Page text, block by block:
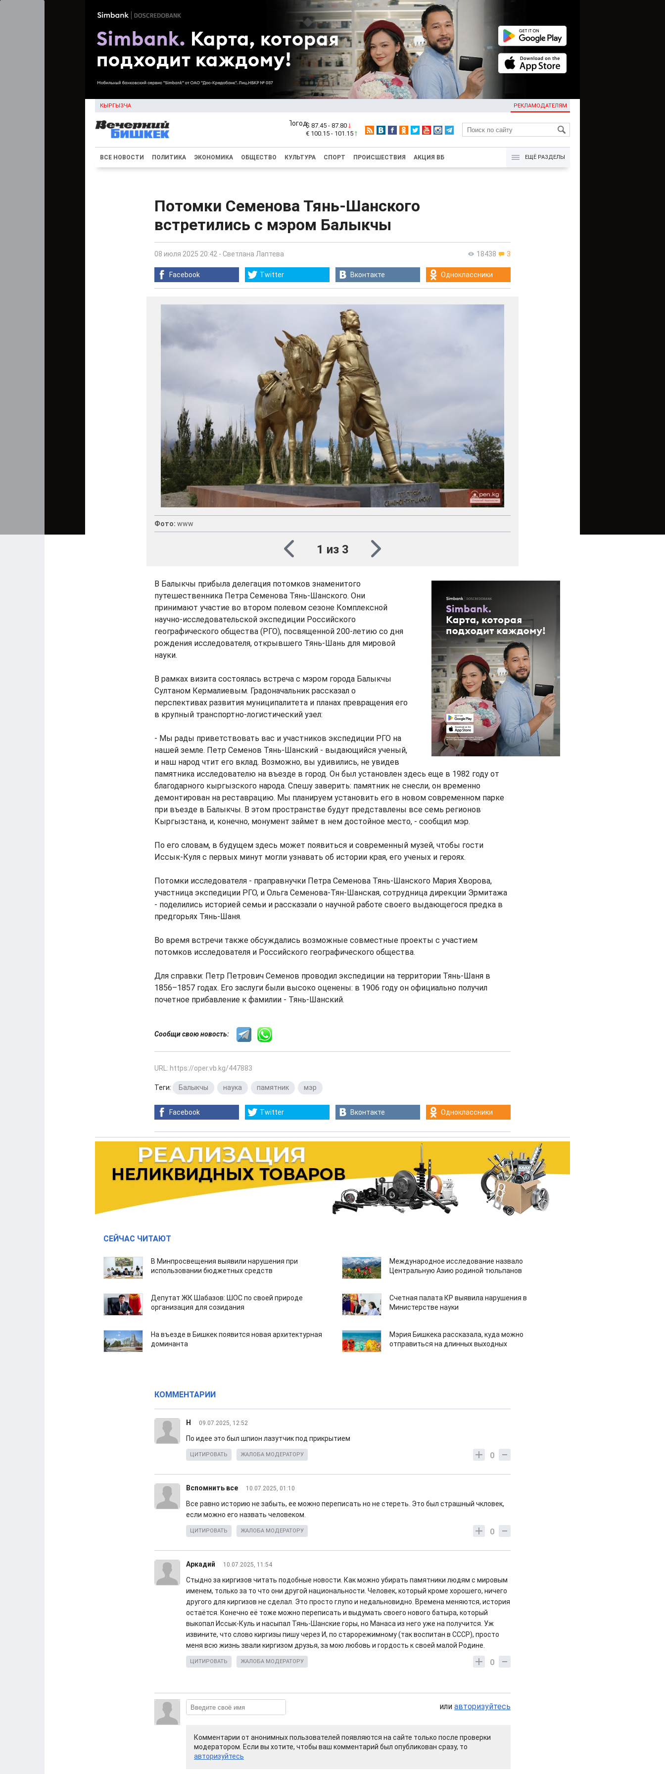
КЫРГЫЗЧА РЕКЛАМОДАТЕЛЯМ
KG
$ 87.45 - 87.80
€ 100.15 - 101.15
ВСЕ НОВОСТИ ПОЛИТИКА ЭКОНОМИКА ОБЩЕСТВО КУЛЬТУРА СПОРТ ПРОИСШЕСТВИЯ АКЦИЯ ВБ ЕЩЁ РАЗДЕЛЫ
Потомки Семенова Тянь-Шанского
встретились с мэром Балыкчы
18438 3
08 июля 2025 20:42 - Светлана Лаптева
Facebook Twitter Вконтакте Одноклассники
Фото: www
1 из 3
В Балыкчы прибыла делегация потомков знаменитого
путешественника Петра Семенова Тянь-Шанского. Они
принимают участие во втором полевом сезоне Комплексной
научно-исследовательской экспедиции Российского
географического общества (РГО), посвященной 200-летию со дня
рождения исследователя, открывшего Тянь-Шань для мировой
науки.
В рамках визита состоялась встреча с мэром города Балыкчы
Султаном Кермалиевым. Градоначальник рассказал о
перспективах развития муниципалитета и планах превращения его
в крупный транспортно-логистический узел:
- Мы рады приветствовать вас и участников экспедиции РГО на
нашей земле. Петр Семенов Тянь-Шанский - выдающийся ученый,
и наш народ чтит его вклад. Возможно, вы удивились, не увидев
памятника исследователю на въезде в город. Он был установлен здесь еще в 1982 году от
благодарного кыргызского народа. Спешу заверить: памятник не снесли, он временно
демонтирован на реставрацию. Мы планируем установить его в новом современном парке
при въезде в Балыкчы. В этом пространстве будут представлены все семь регионов
Кыргызстана, и, конечно, монумент займет в нем достойное место, - сообщил мэр.
По его словам, в будущем здесь может появиться и современный музей, чтобы гости
Иссык-Куля с первых минут могли узнавать об истории края, его ученых и героях.
Потомки исследователя - праправнучки Петра Семенова Тянь-Шанского Мария Хворова,
участница экспедиции РГО, и Ольга Семенова-Тян-Шанская, сотрудница дирекции Эрмитажа
- поделились историей семьи и рассказали о научной работе своего выдающегося предка в
предгорьях Тянь-Шаня.
Во время встречи также обсуждались возможные совместные проекты с участием
потомков исследователя и Российского географического общества.
Для справки: Петр Петрович Семенов проводил экспедиции на территории Тянь-Шаня в
1856–1857 годах. Его заслуги были высоко оценены: в 1906 году он официально получил
почетное прибавление к фамилии - Тянь-Шанский.
Сообщи свою новость:
URL: https://oper.vb.kg/447883
Теги: Балыкчы наука памятник мэр
Facebook Twitter Вконтакте Одноклассники
СЕЙЧАС ЧИТАЮТ
В Минпросвещения выявили нарушения при
использовании бюджетных средств
Международное исследование назвало
Центральную Азию родиной тюльпанов
Депутат ЖК Шабазов: ШОС по своей природе
организация для созидания
Счетная палата КР выявила нарушения в
Министерстве науки
На въезде в Бишкек появится новая архитектурная
доминанта
Мэрия Бишкека рассказала, куда можно
отправиться на длинных выходных
КОММЕНТАРИИ
Н 09.07.2025, 12:52
По идее это был шпион лазутчик под прикрытием
0
ЦИТИРОВАТЬ ЖАЛОБА МОДЕРАТОРУ
Вспомнить все 10.07.2025, 01:10
Все равно историю не забыть, ее можно переписать но не стереть. Это был страшный чкловек,
если можно его назвать человеком.
0
ЦИТИРОВАТЬ ЖАЛОБА МОДЕРАТОРУ
Аркадий 10.07.2025, 11:54
Стыдно за киргизов читать подобные новости. Как можно убирать памятники людям с мировым
именем, только за то что они другой национальности. Человек, который кроме хорошего, ничего
другого для киргизов не сделал. Это просто глупо и недальновидно. Времена меняются, история
остаётся. Конечно её тоже можно переписать и выдумать своего нового батыра, который
выкопал Иссык-Куль и насыпал Тянь-Шанские горы, но Манаса из него уже на получится. Уж
извините, что слово киргизы пишу через И, по старорежимному (так воспитан в СССР), просто
меня всю жизнь звали киргизом друзья, за мою любовь и гордость к своей малой Родине.
0
ЦИТИРОВАТЬ ЖАЛОБА МОДЕРАТОРУ
или авторизуйтесь
Комментарии от анонимных пользователей появляются на сайте только после проверки
модератором. Если вы хотите, чтобы ваш комментарий был опубликован сразу, то
авторизуйтесь